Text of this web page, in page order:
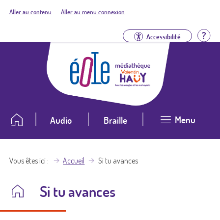
Aller au contenu Aller au menu connexion
Accessibilité
Audio Braille Menu
Vous êtes ici Accueil Si tu avances
Si tu avances